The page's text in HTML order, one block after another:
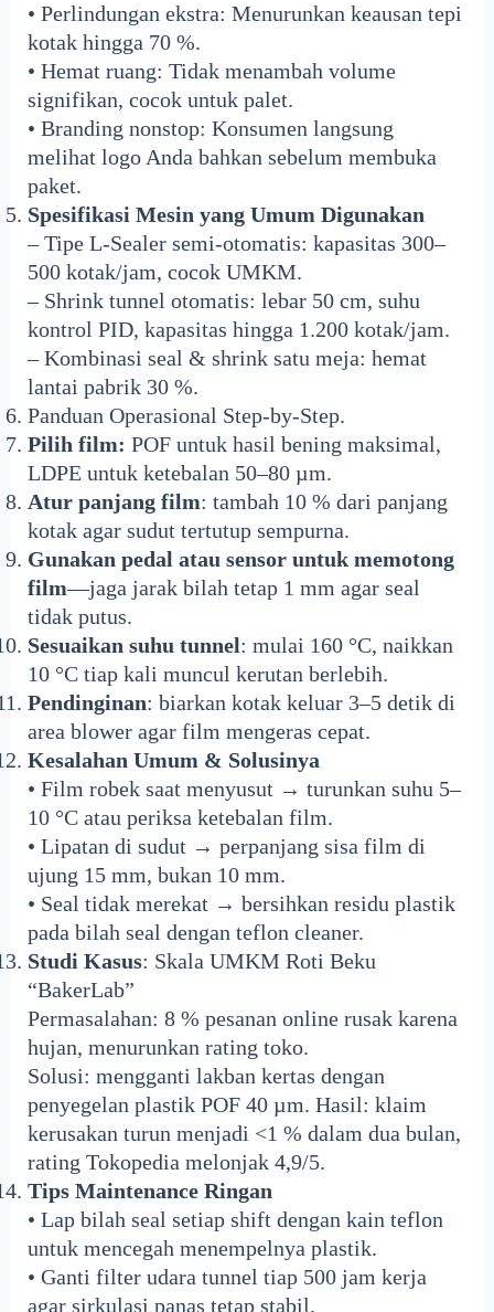
• Perlindungan ekstra: Menurunkan keausan tepi
kotak hingga 70 %.
• Hemat ruang: Tidak menambah volume
signifikan, cocok untuk palet.
• Branding nonstop: Konsumen langsung
melihat logo Anda bahkan sebelum membuka
paket.
Spesifikasi Mesin yang Umum Digunakan
– Tipe L-Sealer semi-otomatis: kapasitas 300–
500 kotak/jam, cocok UMKM.
– Shrink tunnel otomatis: lebar 50 cm, suhu
kontrol PID, kapasitas hingga 1.200 kotak/jam.
– Kombinasi seal & shrink satu meja: hemat
lantai pabrik 30 %.
Panduan Operasional Step-by-Step.
Pilih film: POF untuk hasil bening maksimal,
LDPE untuk ketebalan 50–80 µm.
Atur panjang film: tambah 10 % dari panjang
kotak agar sudut tertutup sempurna.
Gunakan pedal atau sensor untuk memotong
film—jaga jarak bilah tetap 1 mm agar seal
tidak putus.
Sesuaikan suhu tunnel: mulai 160 °C, naikkan
10 °C tiap kali muncul kerutan berlebih.
Pendinginan: biarkan kotak keluar 3–5 detik di
area blower agar film mengeras cepat.
Kesalahan Umum & Solusinya
• Film robek saat menyusut → turunkan suhu 5–
10 °C atau periksa ketebalan film.
• Lipatan di sudut → perpanjang sisa film di
ujung 15 mm, bukan 10 mm.
• Seal tidak merekat → bersihkan residu plastik
pada bilah seal dengan teflon cleaner.
Studi Kasus: Skala UMKM Roti Beku
“BakerLab”
Permasalahan: 8 % pesanan online rusak karena
hujan, menurunkan rating toko.
Solusi: mengganti lakban kertas dengan
penyegelan plastik POF 40 µm. Hasil: klaim
kerusakan turun menjadi <1 % dalam dua bulan,
rating Tokopedia melonjak 4,9/5.
Tips Maintenance Ringan
• Lap bilah seal setiap shift dengan kain teflon
untuk mencegah menempelnya plastik.
• Ganti filter udara tunnel tiap 500 jam kerja
agar sirkulasi panas tetap stabil.